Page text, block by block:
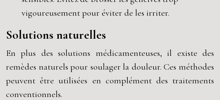
vigoureusement pour éviter de les irriter.
Solutions naturelles
En plus des solutions médicamenteuses, il existe des
remèdes naturels pour soulager la douleur. Ces méthodes
peuvent être utilisées en complément des traitements
conventionnels.